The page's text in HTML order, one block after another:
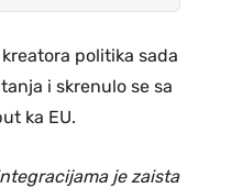
politika sada
i skrenulo se sa
ka EU.
je zaista